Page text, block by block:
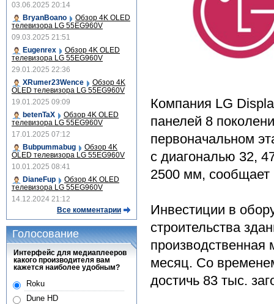
Компания LG
панелей 8
первоначальном
с диагональю 32,
2500 мм, сообщает
Инвестиции в
строительства
производственная
месяц. Со
достичь 83 тыс.
03.06.2025 20:14
BryanBoano
Обзор 4K OLED
телевизора LG 55EG960V
09.03.2025 21:51
Eugenrex
Обзор 4K OLED
телевизора LG 55EG960V
29.01.2025 22:36
XRumer23Wence
Обзор 4K
OLED телевизора LG 55EG960V
19.01.2025 09:09
betenTaX
Обзор 4K OLED
телевизора LG 55EG960V
17.01.2025 07:12
Bubpummabug
Обзор 4K
OLED телевизора LG 55EG960V
10.01.2025 08:41
DianeFup
Обзор 4K OLED
телевизора LG 55EG960V
14.12.2024 21:12
Все комментарии
Голосование
Интерфейс для медиаплееров
какого производителя вам
кажется наиболее удобным?
Roku
Dune HD